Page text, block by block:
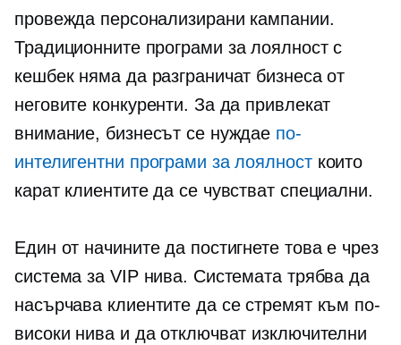
провежда персонализирани кампании.
Традиционните програми за лоялност с
кешбек няма да разграничат бизнеса от
неговите конкуренти. За да привлекат
внимание, бизнесът се нуждае по-
интелигентни програми за лоялносткоито
карат клиентите да се чувстват специални.
Един от начините да постигнете това е чрез
система за VIP нива. Системата трябва да
насърчава клиентите да се стремят към по-
високи нива и да отключват изключителни